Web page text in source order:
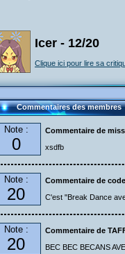
Icer - 12/20
Clique ici pour lire sa
Commentaires des membres
Note :
0
Commentaire de
xsdfb
Note :
20
Commentaire de
C'est "Break Dance
Note :
20
Commentaire de
BEC BEC BECANS